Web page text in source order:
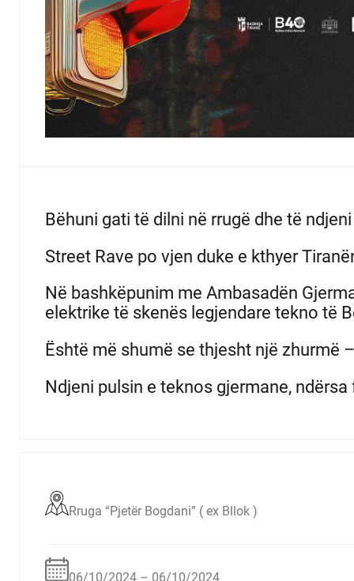
Bëhuni gati të dilni në rrugë dhe të
Street Rave po vjen duke e kthyer
Në bashkëpunim me Ambasadën
elektrike të skenës legjendare tekno të
Është më shumë se thjesht një zhurmë
Ndjeni pulsin e teknos gjermane,
Rruga “Pjetër Bogdani” ( ex Bllok )
06/10/2024 – 06/10/2024